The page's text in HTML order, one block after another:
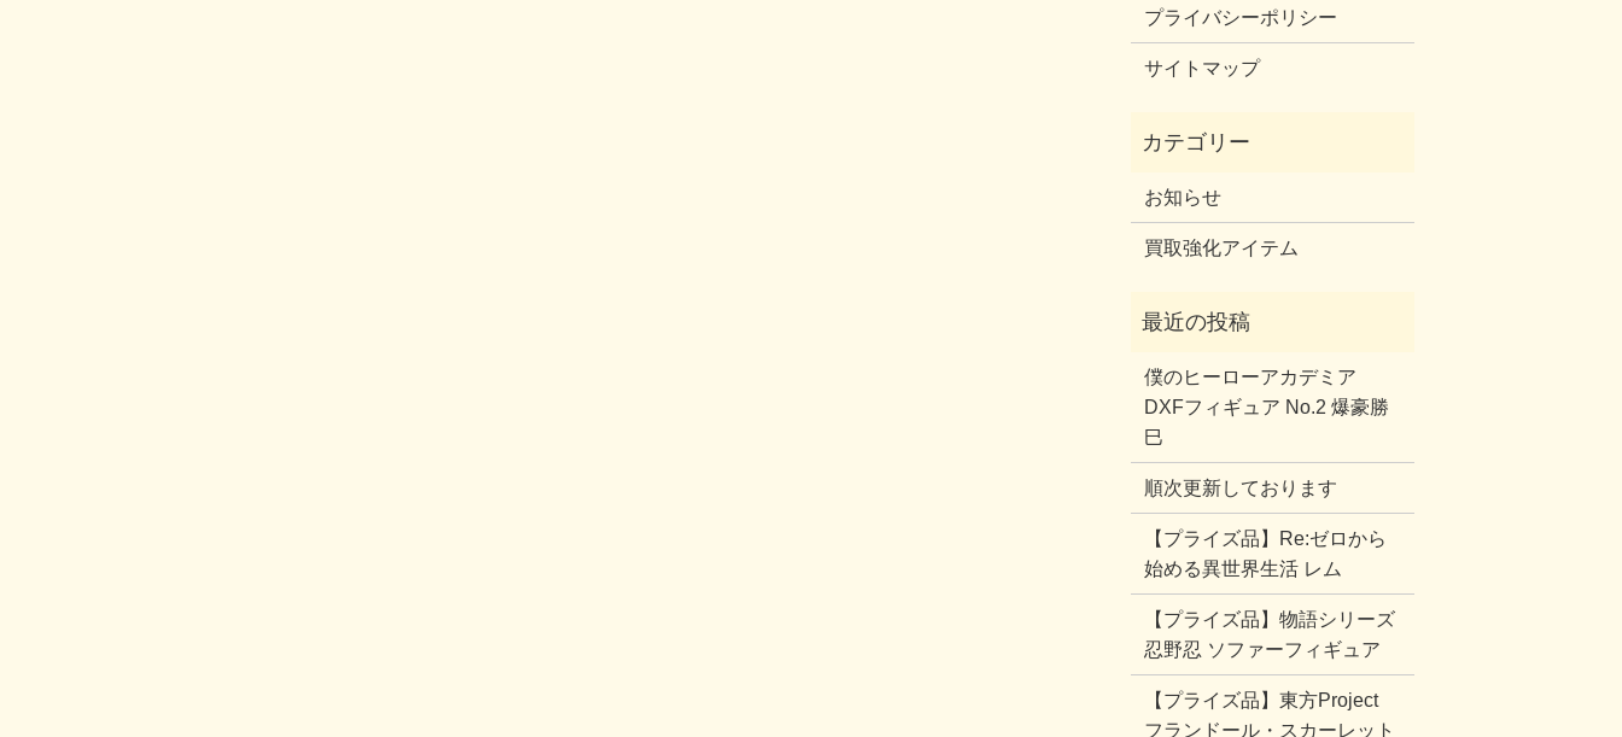
プライバシーポリシー
サイトマップ
お知らせ
買取強化アイテム
僕のヒーローアカデミア
DXFフィギュア No.2 爆豪勝
巳
順次更新しております
【プライズ品】Re:ゼロから
始める異世界生活 レム
【プライズ品】物語シリーズ
忍野忍 ソファーフィギュア
【プライズ品】東方Project
フランドール・スカーレット